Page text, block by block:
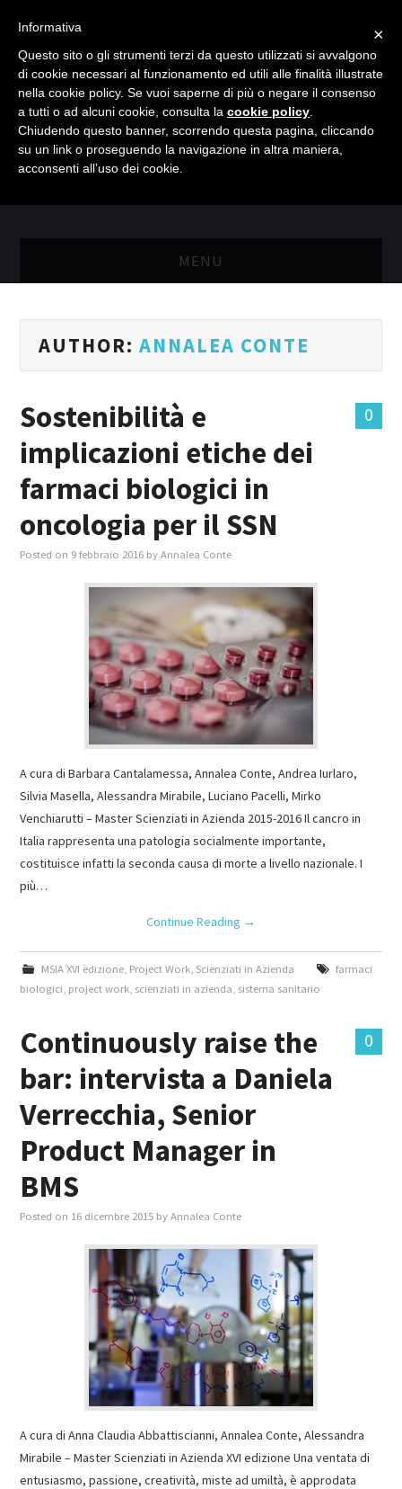
MENU
MASTER MARKETING & RETAIL
MASTER IN FOOD & BEVERAGE
GIURISTI IN AZIENDA
TUTTI
AUTHOR:ANNALEA CONTE
0
Sostenibilità e
implicazioni etiche dei
farmaci biologici in
oncologia per il SSN
Posted on 9 febbraio 2016 byAnnalea Conte
A cura di Barbara Cantalamessa, Annalea Conte, Andrea Iurlaro,
Silvia Masella, Alessandra Mirabile, Luciano Pacelli, Mirko
Venchiarutti – Master Scienziati in Azienda 2015-2016 Il cancro in
Italia rappresenta una patologia socialmente importante,
costituisce infatti la seconda causa di morte a livello nazionale. I
più…
Continue Reading →
MSIA XVI edizione, Project Work, Scienziati in Azienda
farmaci
biologici project work scienziati in azienda sistema sanitario
0
Continuously raise the
bar: intervista a Daniela
Verrecchia, Senior
Product Manager in
BMS
Posted on 16 dicembre 2015 byAnnalea Conte
A cura di Anna Claudia Abbattiscianni, Annalea Conte, Alessandra
Mirabile – Master Scienziati in Azienda XVI edizione Una ventata di
entusiasmo, passione, creatività, miste ad umiltà, è approdata
×
Informativa
Questo sito o gli strumenti terzi da questo utilizzati si avvalgono
di cookie necessari al funzionamento ed utili alle finalità illustrate
nella cookie policy. Se vuoi saperne di più o negare il consenso
a tutti o ad alcuni cookie, consulta la cookie policy
Chiudendo questo banner, scorrendo questa pagina, cliccando
su un link o proseguendo la navigazione in altra maniera,
acconsenti all’uso dei cookie.